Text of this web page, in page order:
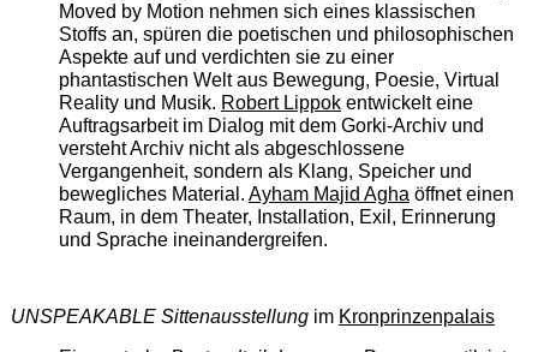
Moved by Motion nehmen sich eines klassischen
Stoffs an, spüren die poetischen und philosophischen
Aspekte auf und verdichten sie zu einer
phantastischen Welt aus Bewegung, Poesie, Virtual
Reality und Musik. Robert Lippokentwickelt eine
Auftragsarbeit im Dialog mit dem Gorki-Archiv und
versteht Archiv nicht als abgeschlossene
Vergangenheit, sondern als Klang, Speicher und
bewegliches Material. Ayham Majid Agha öffnet einen
Raum, in dem Theater, Installation, Exil, Erinnerung
und Sprache ineinandergreifen.
UNSPEAKABLE Sittenausstellungim Kronprinzenpalais